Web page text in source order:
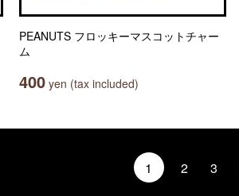
PEANUTS フロッキーマスコットチャー
ム
400 yen (tax included)
1 2 3